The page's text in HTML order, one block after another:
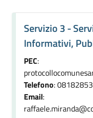
Servizio 3 -
Informativi,
PEC:
Telefono:
Email: